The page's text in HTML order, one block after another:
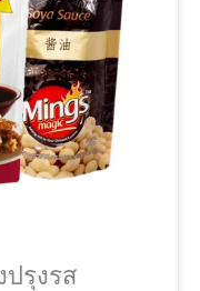
รุงรส